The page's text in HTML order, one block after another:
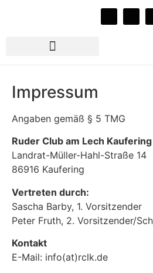
Impressum
Angaben gemäß § 5 TMG
Ruder Club am Lech Kaufering
Landrat-Müller-Hahl-Straße 14
86916 Kaufering
Vertreten durch:
Sascha Barby, 1. Vorsitzender
Peter Fruth, 2. Vorsitzender/
Kontakt
E-Mail: info(at)rclk.de